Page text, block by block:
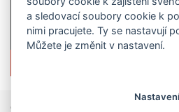
a sledovací soubory cookie k
nimi pracujete. Ty se nastavují
Můžete je změnit v nastavení.
Nastavení